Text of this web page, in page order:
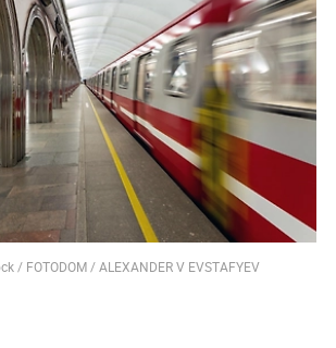
/ FOTODOM / ALEXANDER V EVSTAFYEV